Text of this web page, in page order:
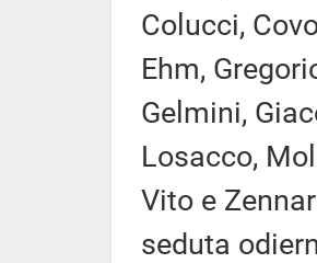
Colucci,
Ehm,
Gelmini,
Losacco,
Vito e
seduta